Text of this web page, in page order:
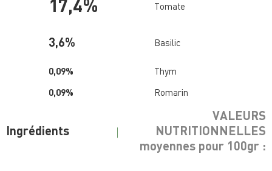
17,4% Tomate
3,6% Basilic
0,09% Thym
0,09% Romarin
Ingrédients
VALEURS
NUTRITIONNELLES
moyennes pour 100gr :